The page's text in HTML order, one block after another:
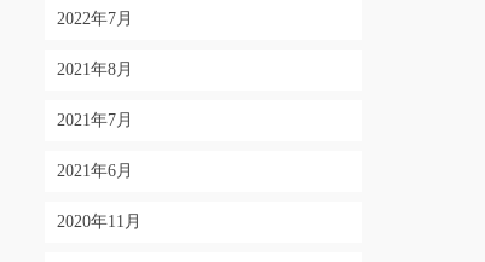
2022年7月
2021年8月
2021年7月
2021年6月
2020年11月